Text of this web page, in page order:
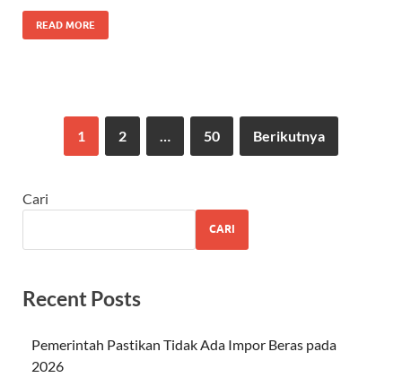
READ MORE
1 2 50 Berikutnya
Cari
CARI
Recent Posts
Pemerintah Pastikan Tidak Ada Impor Beras pada
2026